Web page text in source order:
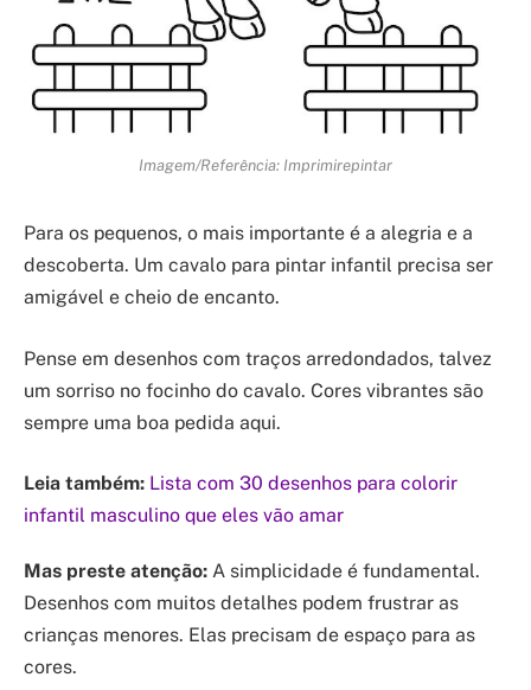
Imagem/Referência: Imprimirepintar
Para os pequenos, o mais importante é a alegria e a
descoberta. Um cavalo para pintar infantil precisa ser
amigável e cheio de encanto.
Pense em desenhos com traços arredondados, talvez
um sorriso no focinho do cavalo. Cores vibrantes são
sempre uma boa pedida aqui.
Leia também: Lista com 30 desenhos para colorir
infantil masculino que eles vão amar
Mas preste atenção: A simplicidade é fundamental.
Desenhos com muitos detalhes podem frustrar as
crianças menores. Elas precisam de espaço para as
cores.